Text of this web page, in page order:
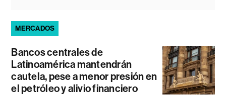
MERCADOS
Bancos centrales de
Latinoamérica mantendrán
cautela, pese a menor presión en
el petróleo y alivio financiero